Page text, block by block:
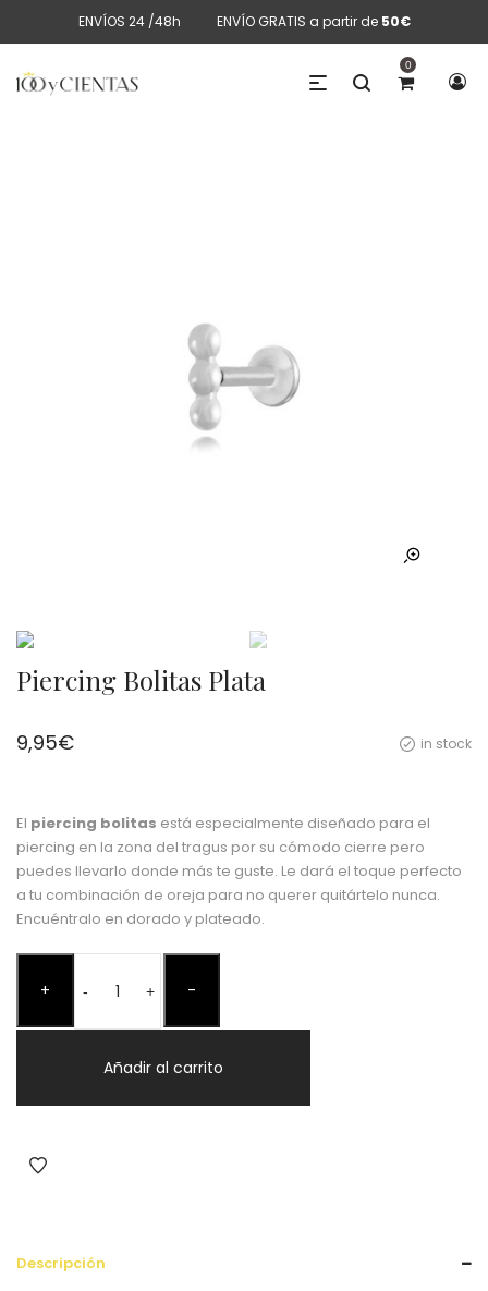
ENVÍOS 24 /48h ENVÍO GRATIS a partir de 50€
0
Piercing Bolitas Plata
in stock
9,95€
El piercing bolitas está especialmente diseñado para el
piercing en la zona del tragus por su cómodo cierre pero
puedes llevarlo donde más te guste. Le dará el toque perfecto
a tu combinación de oreja para no querer quitártelo nunca.
Encuéntralo en dorado y plateado.
+ -Bolitas
+ -
Añadir al carrito
Descripción